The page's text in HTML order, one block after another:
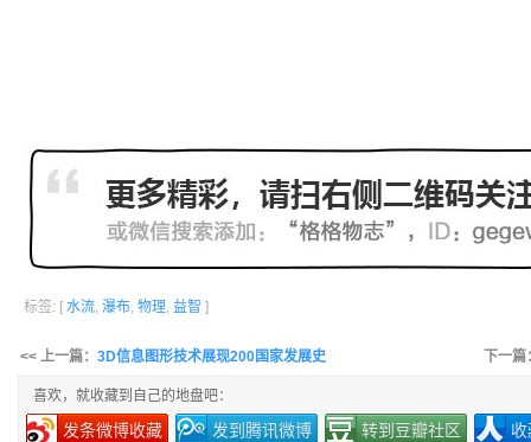
标签: [ 水流, 瀑布, 物理, 益智 ]
<< 上一篇： 3D信息图形技术展现200国家发展史 下一篇
喜欢，就收藏到自己的地盘吧：
发条微博收藏 发到腾讯微博 转到豆瓣社区